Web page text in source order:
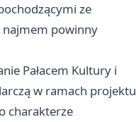
ze
najmem powinny
Pałacem Kultury i
w ramach projektu
charakterze